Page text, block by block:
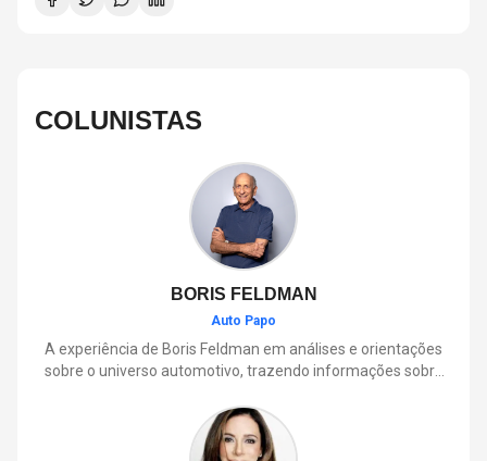
parte da programação “Menos Telas, Mais Imaginação” e
COLUNISTAS
BORIS FELDMAN
Auto Papo
A experiência de Boris Feldman em análises e orientações
sobre o universo automotivo, trazendo informações sobre
que envolve o dia a dia dos motoristas.